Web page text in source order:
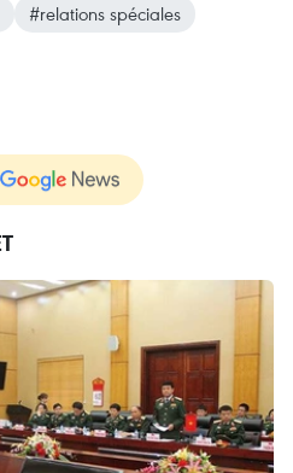
#relations spéciales